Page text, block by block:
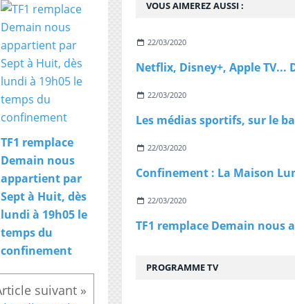
TF1 remplace
Demain nous
appartient par
Sept à Huit, dès
lundi à 19h05 le
temps du
confinement
VOUS AIMEREZ AUSSI :
22/03/2020
22/03/2020
22/03/2020
22/03/2020
PROGRAMME TV